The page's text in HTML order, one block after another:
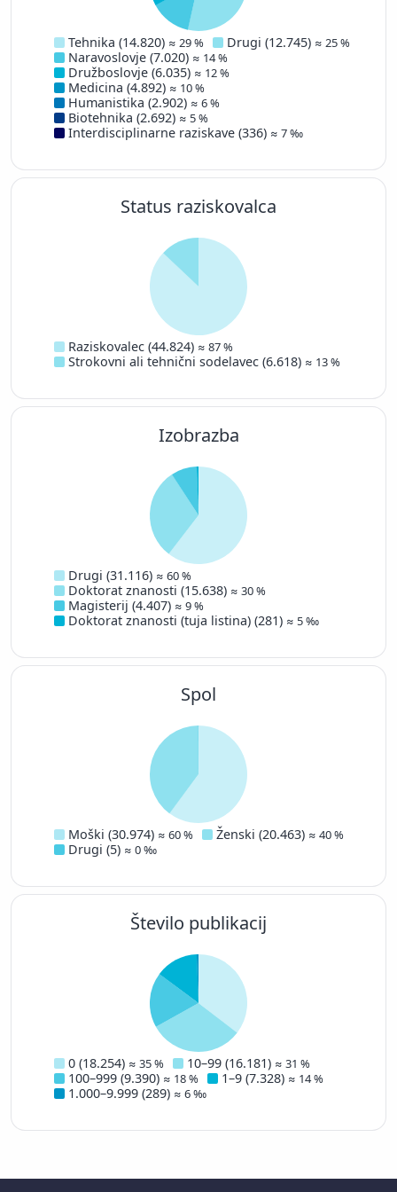
Število publikacij
100-999
Družboslovje
1.000-9.999
Humanistika
1-9
Humanistika
10-99
Humanistika
100-999
Humanistika
1.000-9.999
Interdisciplinarne raziskave10-99
109
Interdisciplinarne raziskave1.000-9.999
1-9
10-99
100-999
1.000-9.999
Tehnika (14.820) ≈ 29 % Drugi (12.745) ≈ 25 %
Naravoslovje (7.020) ≈ 14 %
Družboslovje (6.035) ≈ 12 %
Medicina (4.892) ≈ 10 %
Humanistika (2.902) ≈ 6 %
Biotehnika (2.692) ≈ 5 %
Interdisciplinarne raziskave (336) ≈ 7 ‰
Status raziskovalca
Raziskovalec (44.824) ≈ 87 %
Strokovni ali tehnični sodelavec (6.618) ≈ 13 %
Izobrazba
Drugi (31.116) ≈ 60 %
Doktorat znanosti (15.638) ≈ 30 %
Magisterij (4.407) ≈ 9 %
Doktorat znanosti (tuja listina) (281) ≈ 5 ‰
Spol
Moški (30.974) ≈ 60 % Ženski (20.463) ≈ 40 %
Drugi (5) ≈ 0 ‰
Število publikacij
0 (18.254) ≈ 35 % 10–99 (16.181) ≈ 31 %
100–999 (9.390) ≈ 18 % 1–9 (7.328) ≈ 14 %
1.000–9.999 (289) ≈ 6 ‰